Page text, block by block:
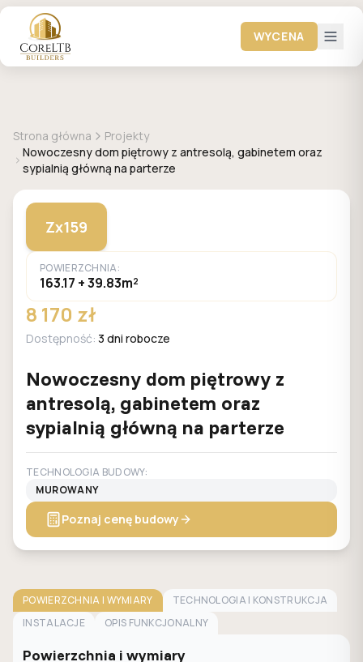
WYCENA
Strona główna
Projekty
Nowoczesny dom piętrowy z antresolą, gabinetem oraz
sypialnią główną na parterze
Zx159
POWIERZCHNIA:
163.17 + 39.83m²
8 170 zł
Dostępność: 3 dni robocze
Nowoczesny dom piętrowy z
antresolą, gabinetem oraz
sypialnią główną na parterze
TECHNOLOGIA BUDOWY:
MUROWANY
Poznaj cenę budowy
POWIERZCHNIA I WYMIARY
TECHNOLOGIA I KONSTRUKCJA
INSTALACJE
OPIS FUNKCJONALNY
Powierzchnia i wymiary